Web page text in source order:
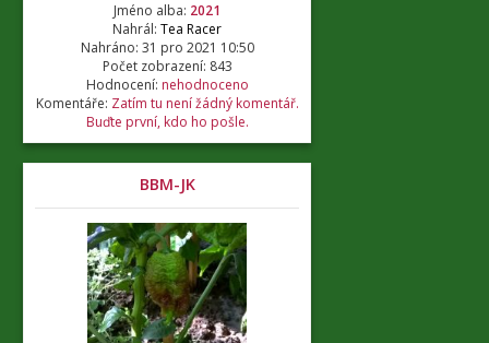
Jméno alba: 2021
Nahrál: Tea Racer
Nahráno: 31 pro 2021 10:50
Počet zobrazení: 843
Hodnocení: nehodnoceno
Komentáře: Zatím tu není žádný komentář.
Buďte první, kdo ho pošle.
BBM-JK